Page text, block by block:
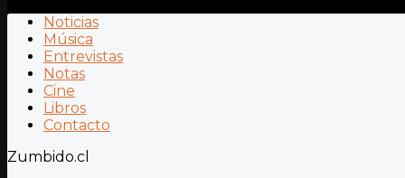
Noticias
Música
Entrevistas
Notas
Cine
Libros
Contacto
Zumbido.cl